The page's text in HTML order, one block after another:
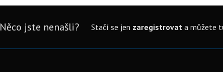
Něco jste nenašli? Stačí se jen zaregistrovata můžete